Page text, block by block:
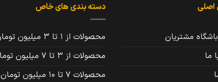
اصلی
مشتریان
ما
دسته بندی های خاص
محصولات از 1 تا 3 میلیون تومان
محصولات از 3 تا 7 میلیون تومان
محصولات 7 تا 10 میلیون تومان